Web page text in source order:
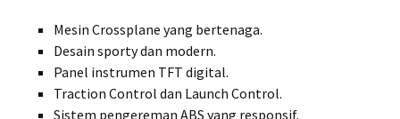
Mesin Crossplane yang bertenaga.
Desain sporty dan modern.
Panel instrumen TFT digital.
Traction Control dan Launch Control.
Sistem pengereman ABS yang responsif.